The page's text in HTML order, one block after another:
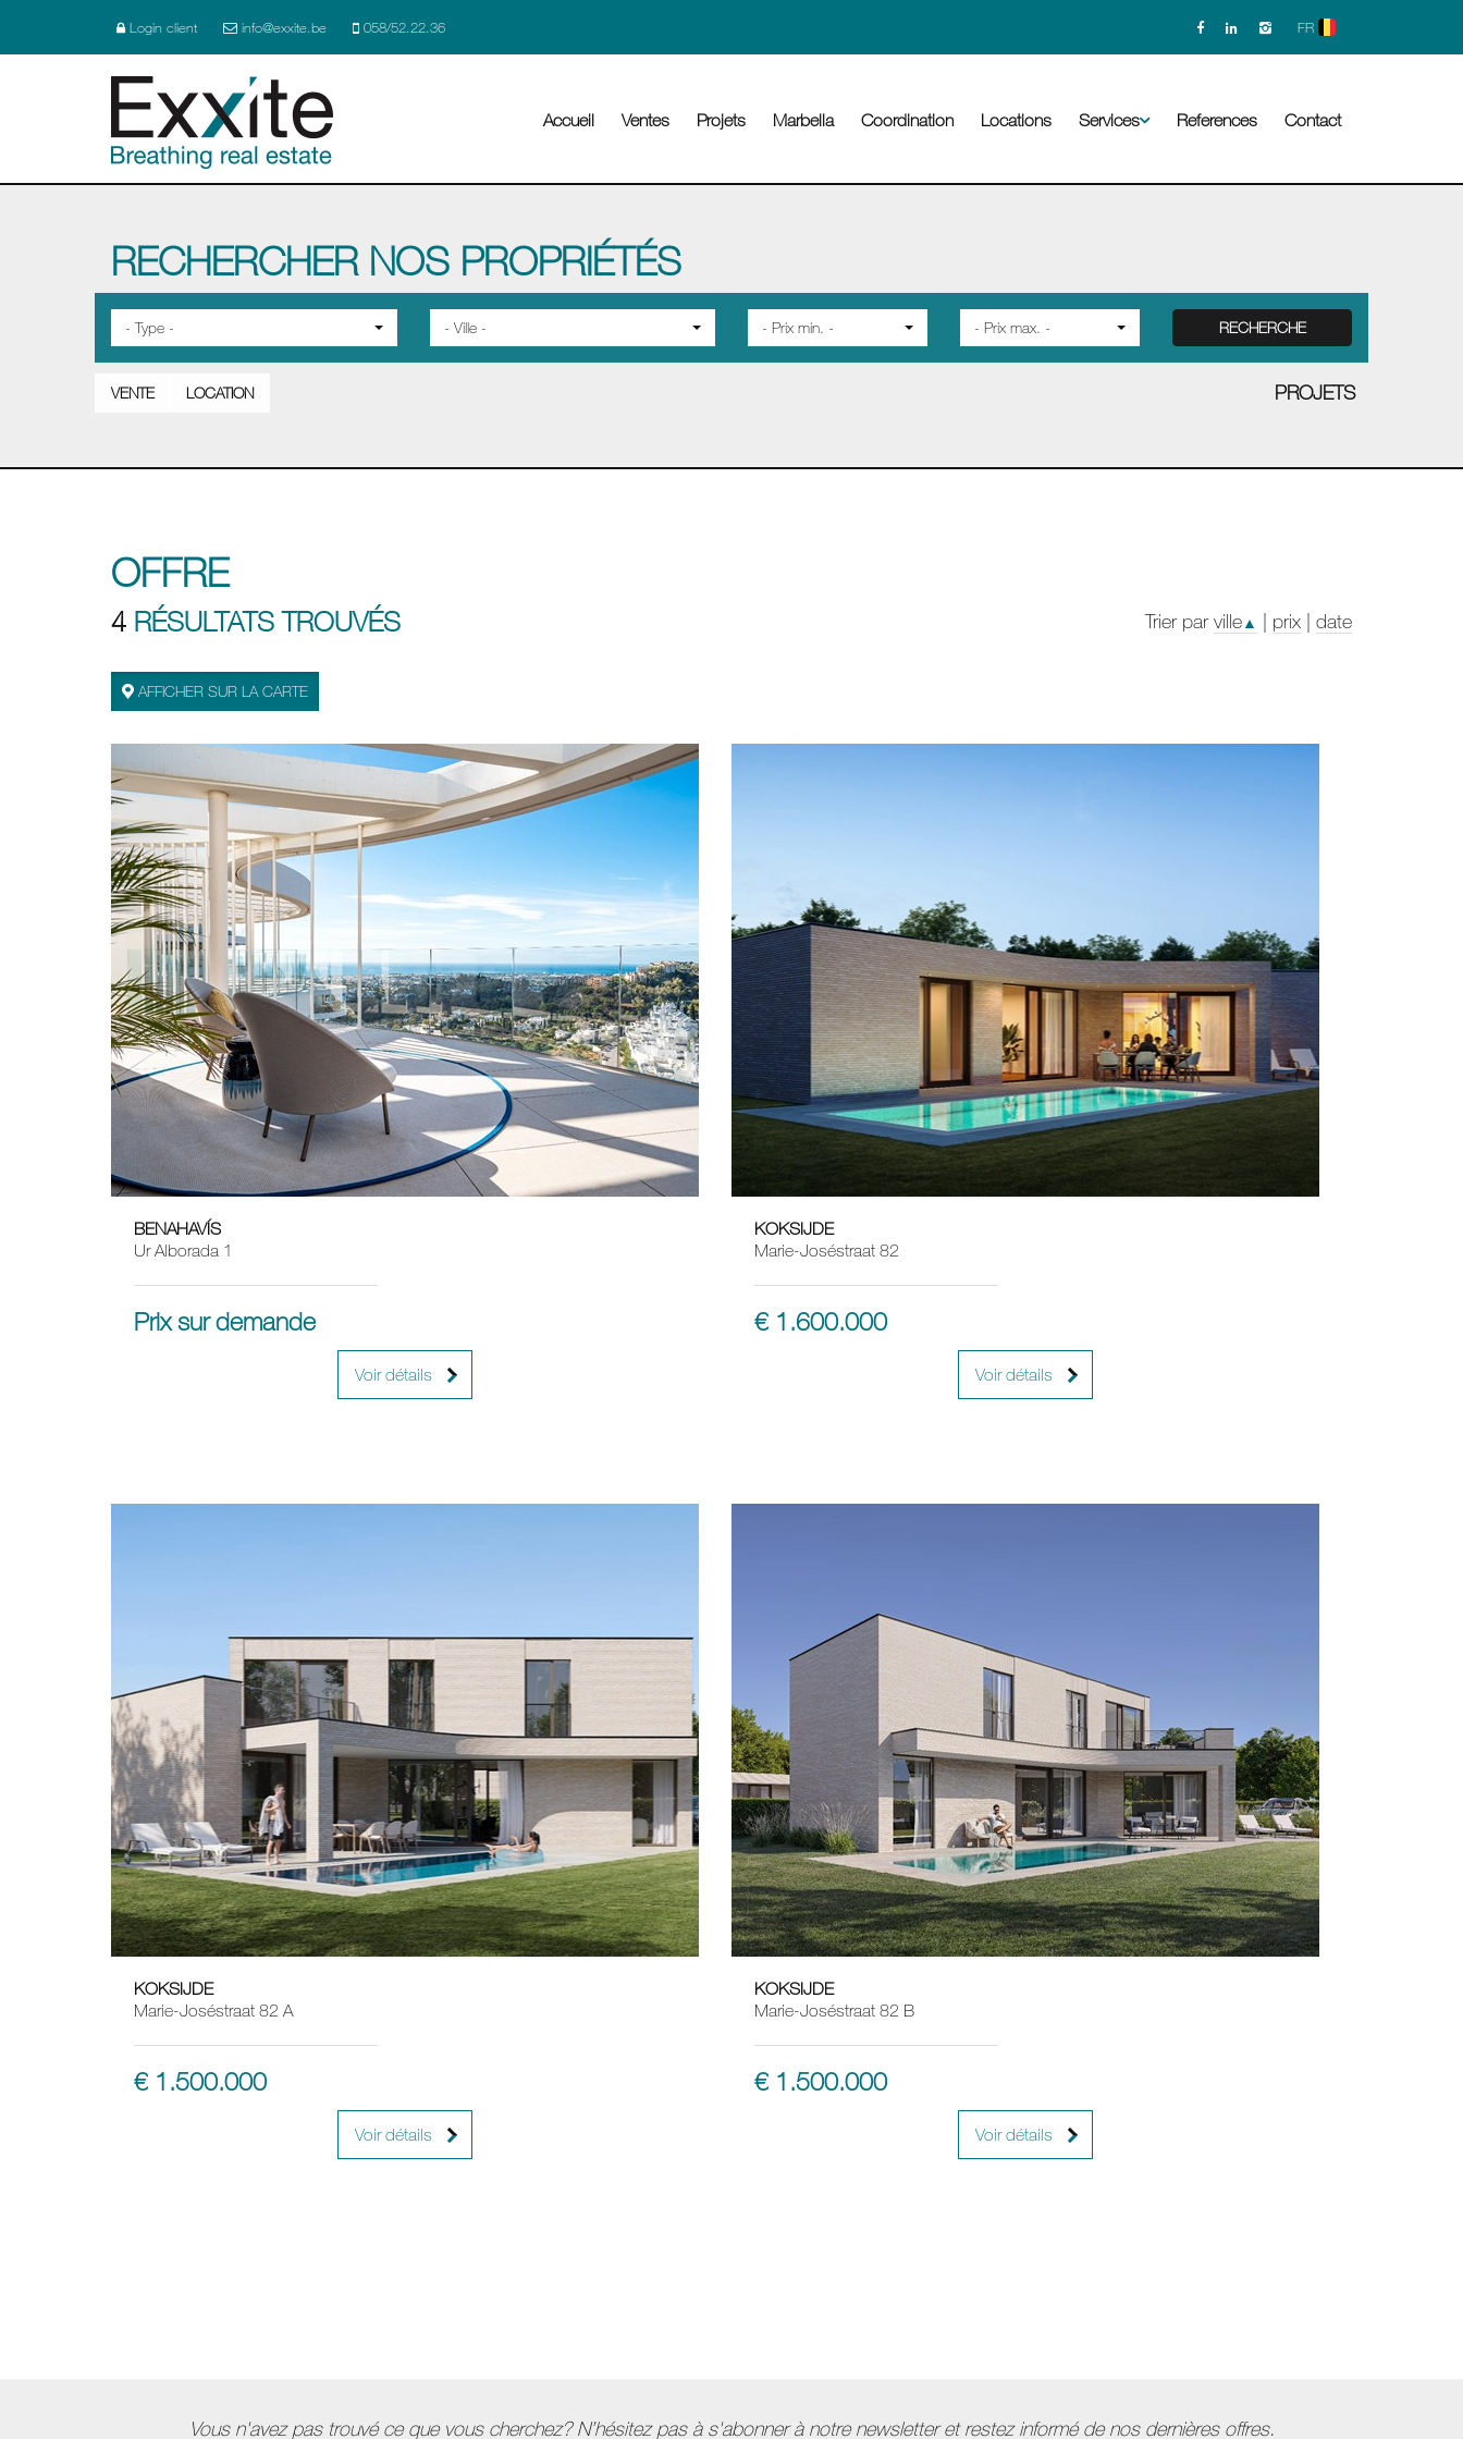
Login client info@exxite.be 058/52.22.36 FR
Accueil Ventes Projets Marbella Coordination Locations Services References Contact
RECHERCHER NOS PROPRIÉTÉS
- Type - - Ville - - Prix min. - - Prix max. - RECHERCHE
VENTE LOCATION PROJETS
OFFRE
4 RÉSULTATS TROUVÉS Trier parville▲ | prix | date
AFFICHER SUR LA CARTE
BENAHAVÍS
Ur Alborada 1
Prix sur demande
Voir détails
KOKSIJDE
Marie-Joséstraat 82
€ 1.600.000
Voir détails
KOKSIJDE
Marie-Joséstraat 82 A
€ 1.500.000
Voir détails
KOKSIJDE
Marie-Joséstraat 82 B
€ 1.500.000
Voir détails
Vous n'avez pas trouvé ce que vous cherchez? N’hésitez pas à s'abonner à notre newsletter et restez informé de nos dernières offres.